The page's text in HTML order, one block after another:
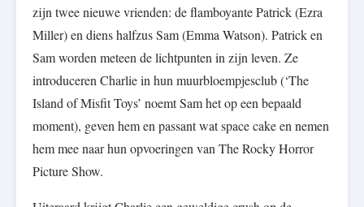
zijn twee nieuwe vrienden: de flamboyante Patrick (Ezra
Miller) en diens halfzus Sam (Emma Watson). Patrick en
Sam worden meteen de lichtpunten in zijn leven. Ze
introduceren Charlie in hun muurbloempjesclub (‘The
Island of Misfit Toys’ noemt Sam het op een bepaald
moment), geven hem en passant wat space cake en nemen
hem mee naar hun opvoeringen van The Rocky Horror
Picture Show.